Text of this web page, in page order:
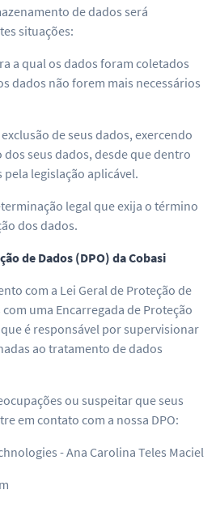
de dados será
situações:
a qual os dados foram coletados
dados não forem mais necessários
de seus dados, exercendo
seus dados, desde que dentro
legislação aplicável.
legal que exija o término
dos dados.
de Dados (DPO) da Cobasi
com a Lei Geral de Proteção de
uma Encarregada de Proteção
é responsável por supervisionar
ao tratamento de dados
ou suspeitar que seus
em contato com a nossa DPO:
- Ana Carolina Teles Maciel